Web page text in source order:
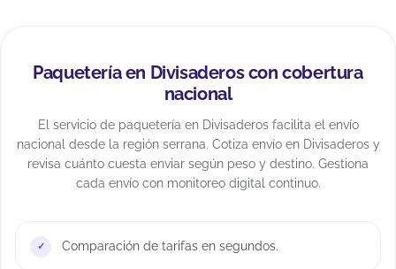
Paquetería en Divisaderos con cobertura
nacional
El servicio de paquetería en Divisaderos facilita el envío
nacional desde la región serrana. Cotiza envío en Divisaderos y
revisa cuánto cuesta enviar según peso y destino. Gestiona
cada envío con monitoreo digital continuo.
Comparación de tarifas en segundos.